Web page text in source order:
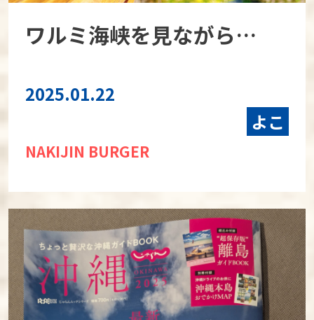
ワルミ海峡を見ながら…
2025.01.22
よこ
NAKIJIN BURGER